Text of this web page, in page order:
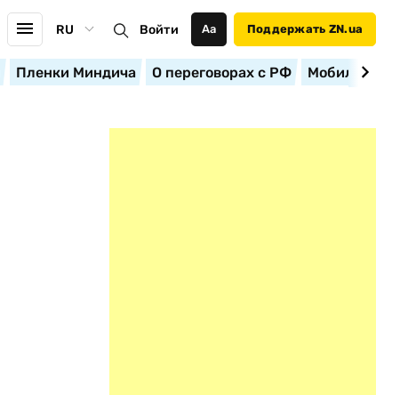
RU Войти Аа Поддержать ZN.ua
Пленки Миндича О переговорах с РФ